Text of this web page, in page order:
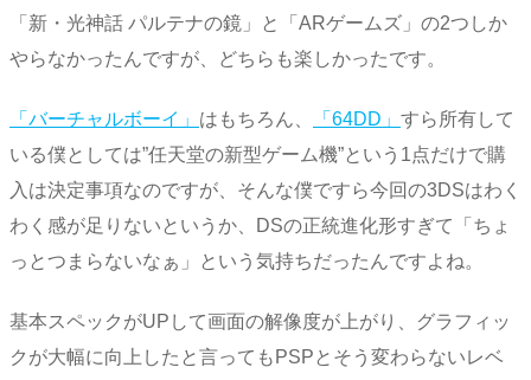
「新・光神話 パルテナの鏡」と「ARゲームズ」の2つしか
やらなかったんですが、どちらも楽しかったです。
「バーチャルボーイ」 はもちろん、 「64DD」 すら所有して
いる僕としては”任天堂の新型ゲーム機”という1点だけで購
入は決定事項なのですが、そんな僕ですら今回の3DSはわく
わく感が足りないというか、DSの正統進化形すぎて「ちょ
っとつまらないなぁ」という気持ちだったんですよね。
基本スペックがUPして画面の解像度が上がり、グラフィッ
クが大幅に向上したと言ってもPSPとそう変わらないレベ